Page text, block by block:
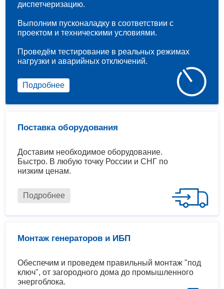
Поставка оборудования
Доставим необходимое оборудование.
Быстро. В любую точку России и СНГ по
низким ценам.
Подробнее
Монтаж генераторов и ИБП
Обеспечим и проведем правильный монтаж "под
ключ", от загородного дома до промышленного
энергоблока.
диспетчеризацию.
Выполним пусконаладку в соответствии с
проектом и техническими условиями.
Проведём тестирование в реальных режимах
нагрузки и аварийных отключений.
Подробнее